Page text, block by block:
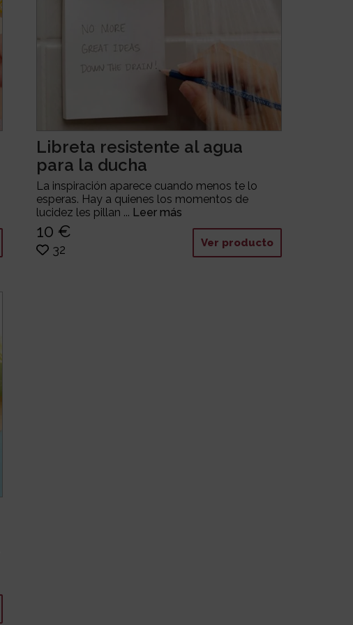
Libreta resistente al agua
para la ducha
La inspiración aparece cuando menos te lo
esperas. Hay a quienes los momentos de
lucidez les pillan ... Leer más
10 €
32 Ver producto